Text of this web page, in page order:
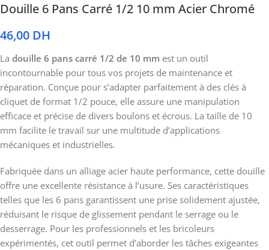
Douille 6 Pans Carré 1/2 10 mm Acier Chromé
46,00 DH
La douille 6 pans carré 1/2 de 10 mm est un outil
incontournable pour tous vos projets de maintenance et
réparation. Conçue pour s’adapter parfaitement à des clés à
cliquet de format 1/2 pouce, elle assure une manipulation
efficace et précise de divers boulons et écrous. La taille de 10
mm facilite le travail sur une multitude d’applications
mécaniques et industrielles.
Fabriquée dans un alliage acier haute performance, cette douille
offre une excellente résistance à l’usure. Ses caractéristiques
telles que les 6 pans garantissent une prise solidement ajustée,
réduisant le risque de glissement pendant le serrage ou le
desserrage. Pour les professionnels et les bricoleurs
expérimentés, cet outil permet d’aborder les tâches exigeantes